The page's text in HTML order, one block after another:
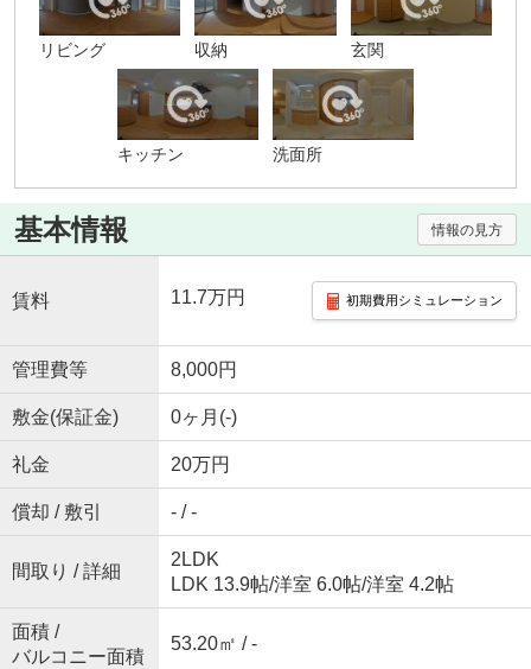
リビング 収納 玄関
キッチン 洗面所
基本情報 情報の見方
賃料 11.7万円 初期費用シミュレーション
管理費等 8,000円
敷金(保証金) 0ヶ月(-)
礼金 20万円
償却 / 敷引 - / -
間取り / 詳細
2LDK
LDK 13.9帖/洋室 6.0帖/洋室 4.2帖
面積 /
バルコニー面積
53.20㎡ / -